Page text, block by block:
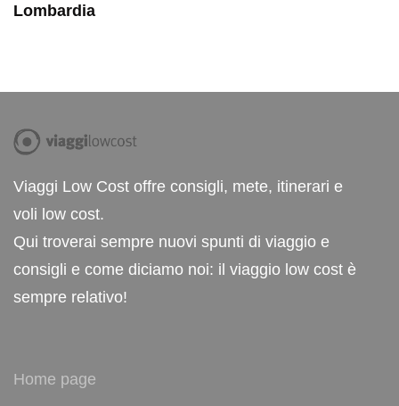
Lombardia
Viaggi Low Cost offre consigli, mete, itinerari e
voli low cost.
Qui troverai sempre nuovi spunti di viaggio e
consigli e come diciamo noi: il viaggio low cost è
sempre relativo!
Home page